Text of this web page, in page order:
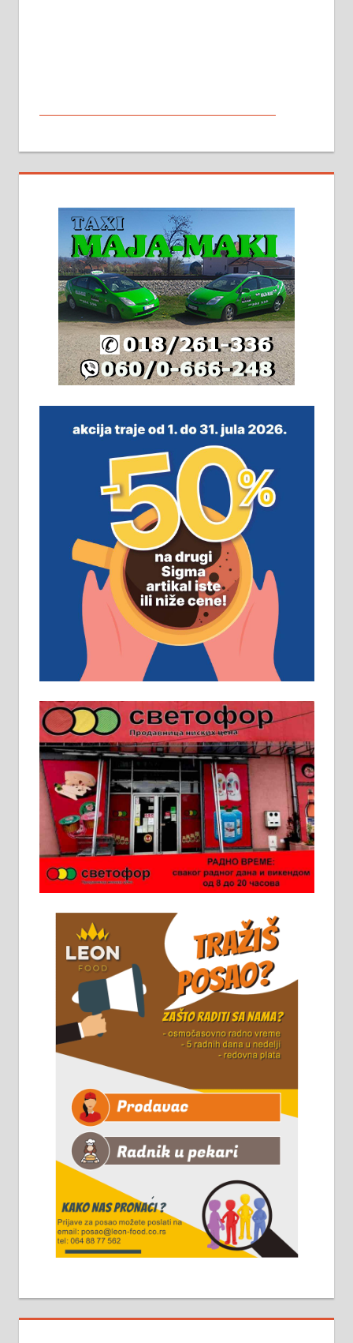
стамбене целине једна уз другу.
2х150м2, две гараже, централно
грејање на гас и дрва. Две
адресе. 063/71-74-023
Издајем комплетно опремљену
халу на Житковачком путу, на
плацу површине око 7 ари.
064/321-80-51; 063/102-35-25
м2 са плацем од 8 ари у Зеленом
виру у Алексинцу. Могућа
замена. 064/21-63-584
ПОСЛОВНИ ОГЛАСИ
Рудник и флотација Рудник
д.о.о. Рудник запошљава 20
помоћника рудара. Услови:
Основна школа, пожељно радно
искуство на истим и сличним
пословима, али не и неопходан
услов. Обезбеђен смештај,
превоз, исхрана. 032/57-41-122 –
локал 22
Пружам услуге завршних радова
у грађевини, хидроизолације и
молерских радова. 061/25-28-058
Ало таксију потребан возач са Б
категоријом. 064/02-85-511
Потребна два радника за рад на
стоваришту „Липа промет” у
информација доћи лично на
стовариште у улици Максима
Горког 26 сваког радног дана од
8 до 15 часова. 063/465-045
Чистим све врсте димњака.
061/32-13-445